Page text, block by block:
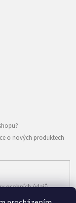
o nových produktech
osobních údajů